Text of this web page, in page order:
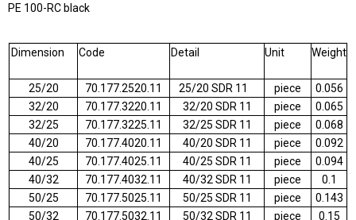
PE 100-RC black
Dimension Code Detail Unit Weight
25/20 70.177.2520.11 25/20 SDR 11 piece
0.056
32/20
70.177.3220.11 32/20 SDR 11 piece
0.065
32/25
70.177.3225.11 32/25 SDR 11 piece
0.068
40/20
70.177.4020.11 40/20 SDR 11 piece
0.092
40/25
70.177.4025.11 40/25 SDR 11 piece
0.094
40/32
70.177.4032.11 40/32 SDR 11 piece
0.1
50/25
70.177.5025.11 50/25 SDR 11 piece
0.143
50/32
70.177.5032.11 50/32 SDR 11 piece
0.15